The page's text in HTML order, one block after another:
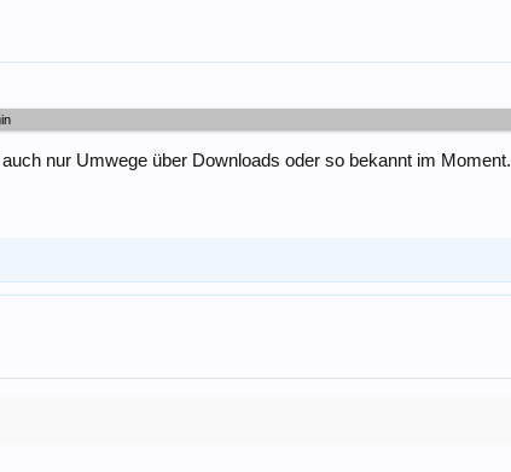
nur Umwege über Downloads oder so bekannt im Moment.